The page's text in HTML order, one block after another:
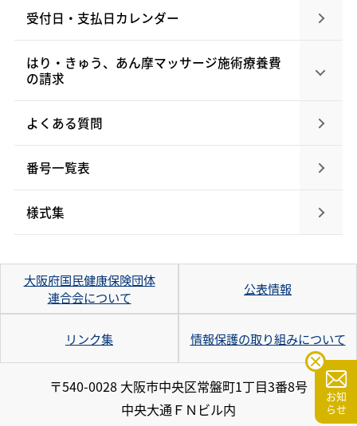
受付日・支払日カレンダー
はり・きゅう、あん摩マッサージ施術療養費
の請求
よくある質問
番号一覧表
様式集
お知
らせ
大阪府国民健康保険団体
連合会について
公表情報
リンク集 情報保護の取り組みについて
〒540-0028 大阪市中央区常盤町1丁目3番8号
中央大通ＦＮビル内